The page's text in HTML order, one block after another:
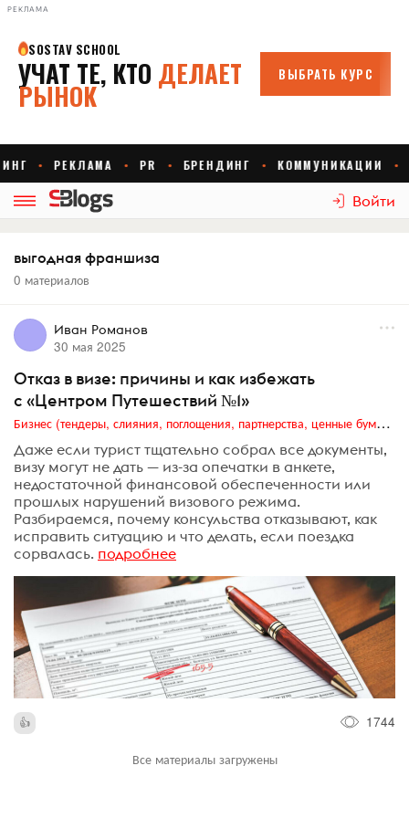
РЕКЛАМА
Войти
выгодная франшиза
0 материалов
Иван Романов
30 мая 2025
Отказ в визе: причины и как избежать
с «Центром Путешествий №1»
Бизнес (тендеры, слияния, поглощения, партнерства, ценные бумаги, акционеры, финансы и отчетность)
Даже если турист тщательно собрал все документы,
визу могут не дать — из-за опечатки в анкете,
недостаточной финансовой обеспеченности или
прошлых нарушений визового режима.
Разбираемся, почему консульства отказывают, как
исправить ситуацию и что делать, если поездка
сорвалась. подробнее
1744
Все материалы загружены